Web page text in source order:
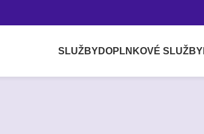
SLUŽBYDOPLNKOVÉ SLUŽBY